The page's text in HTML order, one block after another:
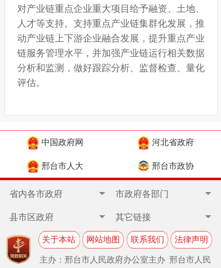
对产业链重点企业重大项目给予融资、土地、
人才等支持。支持重点产业链集群化发展，推
动产业链上下游企业融合发展，提升重点产业
链服务管理水平，并加强产业链运行相关数据
分析和监测，做好跟踪分析、监督检查、量化
评估。
中国政府网 河北省政府
邢台市人大 邢台市政协
省内各市政府 市政府各部门
县市区政府 其它链接
关于本站 网站地图 联系我们 法律声明
主办：邢台市人民政府办公室主办 邢台市人民